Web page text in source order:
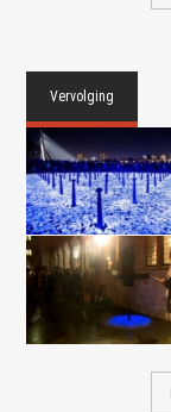
Vervolging